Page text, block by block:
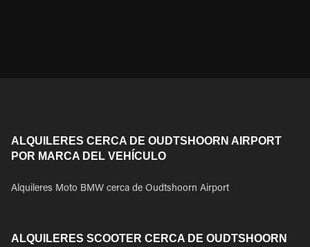
ALQUILERES CERCA DE OUDTSHOORN AIRPORT
POR MARCA DEL VEHÍCULO
Alquileres Moto BMW cerca de Oudtshoorn Airport
ALQUILERES SCOOTER CERCA DE OUDTSHOORN